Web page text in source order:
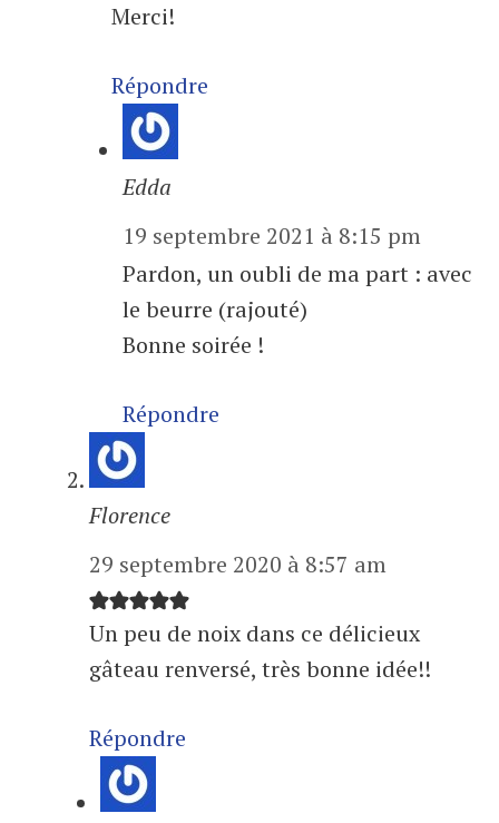
Merci!
Répondre
Edda
19 septembre 2021 à 8:15 pm
Pardon, un oubli de ma part : avec
le beurre (rajouté)
Bonne soirée !
Répondre
Florence
29 septembre 2020 à 8:57 am
Un peu de noix dans ce délicieux
gâteau renversé, très bonne idée!!
Répondre